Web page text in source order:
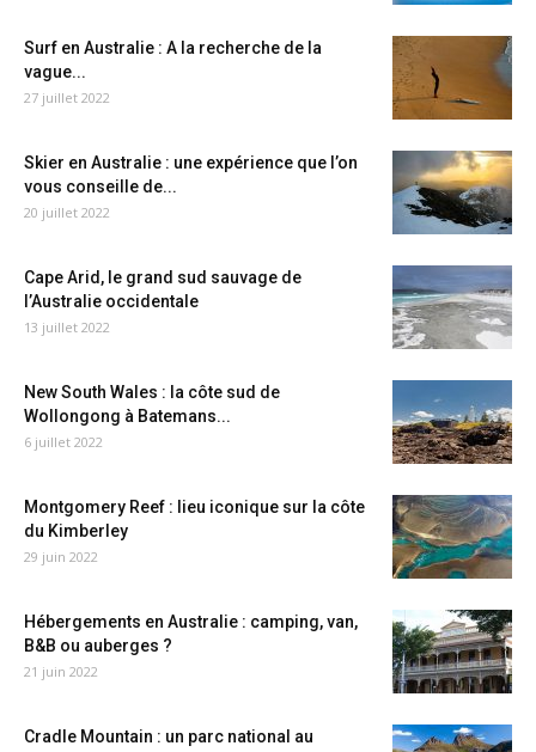
Surf en Australie : A la recherche de la
vague...
27 juillet 2022
Skier en Australie : une expérience que l’on
vous conseille de...
20 juillet 2022
Cape Arid, le grand sud sauvage de
l’Australie occidentale
13 juillet 2022
New South Wales : la côte sud de
Wollongong à Batemans...
6 juillet 2022
Montgomery Reef : lieu iconique sur la côte
du Kimberley
29 juin 2022
Hébergements en Australie : camping, van,
B&B ou auberges ?
21 juin 2022
Cradle Mountain : un parc national au